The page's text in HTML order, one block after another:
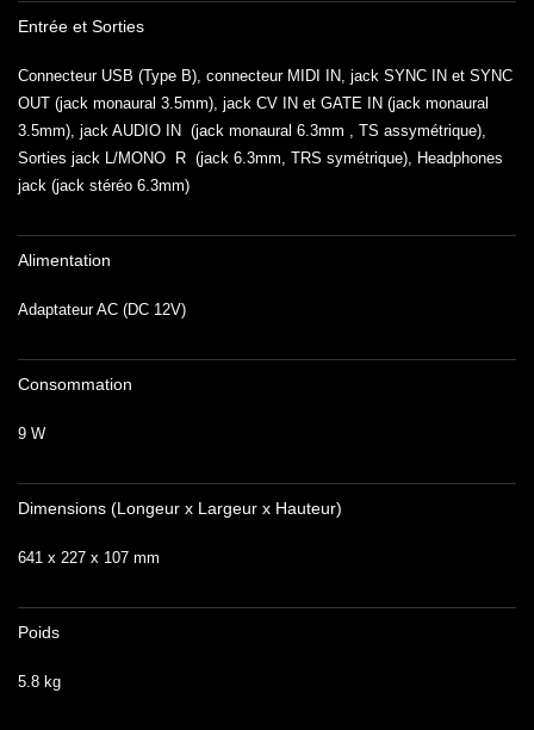
Entrée et Sorties
Connecteur USB (Type B), connecteur MIDI IN, jack SYNC IN et SYNC
OUT (jack monaural 3.5mm), jack CV IN et GATE IN (jack monaural
3.5mm), jack AUDIO IN (jack monaural 6.3mm , TS assymétrique),
Sorties jack L/MONO R (jack 6.3mm, TRS symétrique), Headphones
jack (jack stéréo 6.3mm)
Alimentation
Adaptateur AC (DC 12V)
Consommation
9 W
Dimensions (Longeur x Largeur x Hauteur)
641 x 227 x 107 mm
Poids
5.8 kg